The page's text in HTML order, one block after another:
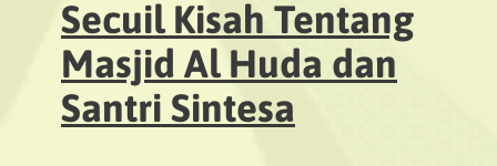
Secuil Kisah Tentang
Masjid Al Huda dan
Santri Sintesa